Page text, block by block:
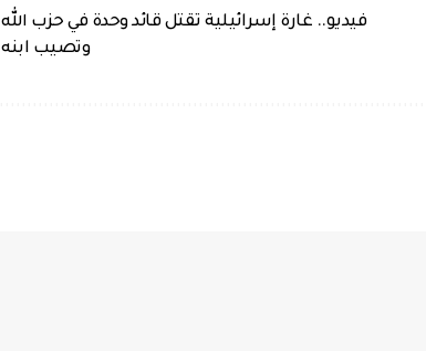
فيديو.. غارة إسرائيلية تقتل قائد وحدة في حزب الله
وتصيب ابنه